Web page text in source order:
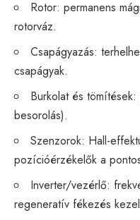
Rotor: permanens
rotorváz.
Csapágyazás:
csapágyak.
Burkolat és
besorolás).
Szenzorok: Hall-
pozícióérzékelők a
Inverter/vezérlő:
regeneratív fékezés